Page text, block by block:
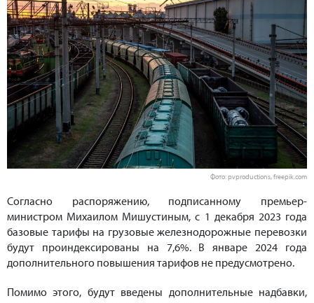
Фото: pvproductions, freepik.com
Согласно распоряжению, подписанному премьер-
министром Михаилом Мишустиным, с 1 декабря 2023 года
базовые тарифы на грузовые железнодорожные перевозки
будут проиндексированы на 7,6%. В январе 2024 года
дополнительного повышения тарифов не предусмотрено.
Помимо этого, будут введены дополнительные надбавки,